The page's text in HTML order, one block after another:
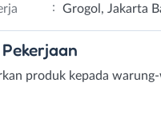
: Grogol, Jakarta
Pekerjaan
produk kepada